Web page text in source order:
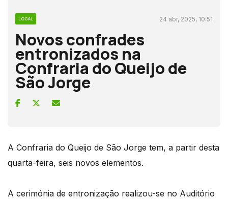
LOCAL 24 abr, 2025, 10:51
Novos confrades
entronizados na
Confraria do Queijo de
São Jorge
A Confraria do Queijo de São Jorge tem, a partir desta
quarta-feira, seis novos elementos.
A cerimónia de entronização realizou-se no Auditório